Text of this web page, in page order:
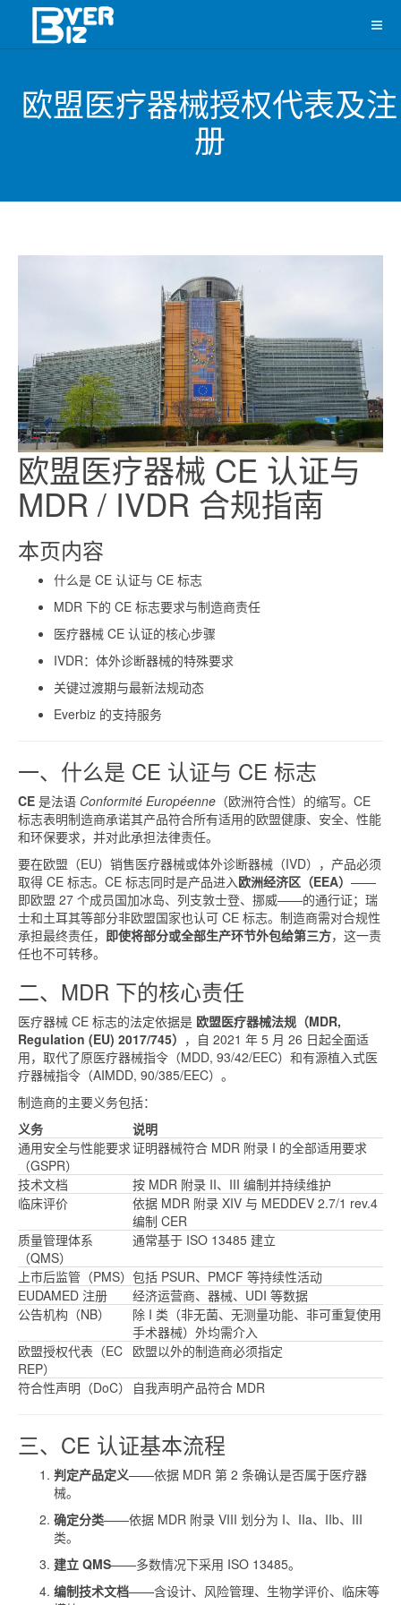
欧盟医疗器械授权代表及注
册
欧盟医疗器械 CE 认证与
MDR / IVDR 合规指南
本页内容
什么是 CE 认证与 CE 标志
MDR 下的 CE 标志要求与制造商责任
医疗器械 CE 认证的核心步骤
IVDR：体外诊断器械的特殊要求
关键过渡期与最新法规动态
Everbiz 的支持服务
一、什么是 CE 认证与 CE 标志
CE 是法语 Conformité Européenne （欧洲符合性）的缩写。CE
标志表明制造商承诺其产品符合所有适用的欧盟健康、安全、性能
和环保要求，并对此承担法律责任。
要在欧盟（EU）销售医疗器械或体外诊断器械（IVD），产品必须
取得 CE 标志。CE 标志同时是产品进入欧洲经济区（EEA） ——
即欧盟 27 个成员国加冰岛、列支敦士登、挪威——的通行证；瑞
士和土耳其等部分非欧盟国家也认可 CE 标志。制造商需对合规性
承担最终责任， 即使将部分或全部生产环节外包给第三方，这一责
任也不可转移。
二、MDR 下的核心责任
医疗器械 CE 标志的法定依据是 欧盟医疗器械法规（MDR,
Regulation (EU) 2017/745） ，自 2021 年 5 月 26 日起全面适
用，取代了原医疗器械指令（MDD, 93/42/EEC）和有源植入式医
疗器械指令（AIMDD, 90/385/EEC）。
制造商的主要义务包括：
义务
说明
通用安全与性能要求
（GSPR）
证明器械符合 MDR 附录 I 的全部适用要求
技术文档
按 MDR 附录 II、III 编制并持续维护
临床评价
依据 MDR 附录 XIV 与 MEDDEV 2.7/1 rev.4
编制 CER
质量管理体系
（QMS）
通常基于 ISO 13485 建立
上市后监管（PMS） 包括 PSUR、PMCF 等持续性活动
EUDAMED 注册
经济运营商、器械、UDI 等数据
公告机构（NB）
除 I 类（非无菌、无测量功能、非可重复使用
手术器械）外均需介入
欧盟授权代表（EC
REP）
欧盟以外的制造商必须指定
符合性声明（DoC） 自我声明产品符合 MDR
三、CE 认证基本流程
判定产品定义——依据 MDR 第 2 条确认是否属于医疗器
械。
确定分类——依据 MDR 附录 VIII 划分为 I、IIa、IIb、III
类。
建立 QMS——多数情况下采用 ISO 13485。
编制技术文档——含设计、风险管理、生物学评价、临床等